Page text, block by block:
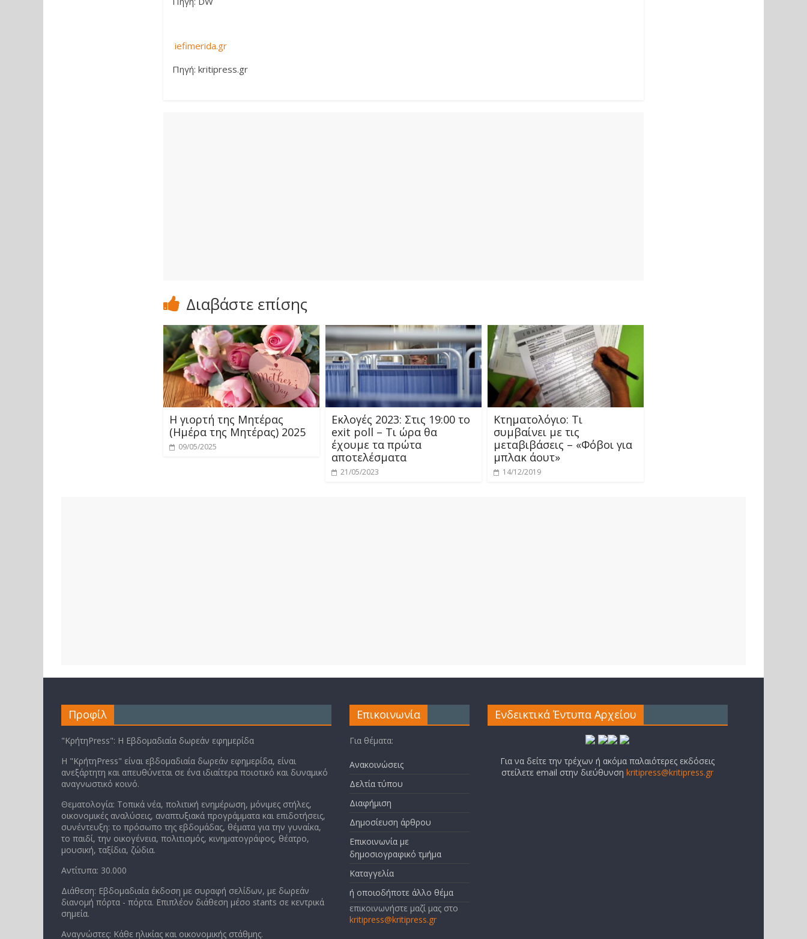
iefimerida.gr
Πηγή: kritipress.gr
Διαβάστε επίσης
Η γιορτή της Μητέρας
(Ημέρα της Μητέρας) 2025
09/05/2025
Εκλογές 2023: Στις 19:00 το
exit poll – Τι ώρα θα
έχουμε τα πρώτα
αποτελέσματα
21/05/2023
Κτηματολόγιο: Τι
συμβαίνει με τις
μεταβιβάσεις – «Φόβοι για
μπλακ άουτ»
14/12/2019
Προφίλ
"ΚρήτηPress": Η Εβδομαδιαία δωρεάν εφημερίδα
Η "ΚρήτηPress" είναι εβδομαδιαία δωρεάν εφημερίδα, είναι
ανεξάρτητη και απευθύνεται σε ένα ιδιαίτερα ποιοτικό και δυναμικό
αναγνωστικό κοινό.
Θεματολογία: Τοπικά νέα, πολιτική ενημέρωση, μόνιμες στήλες,
οικονομικές αναλύσεις, αναπτυξιακά προγράμματα και επιδοτήσεις,
συνέντευξη: το πρόσωπο της εβδομάδας, θέματα για την γυναίκα,
το παιδί, την οικογένεια, πολιτισμός, κινηματογράφος, θέατρο,
μουσική, ταξίδια, ζώδια.
Αντίτυπα: 30.000
Διάθεση: Εβδομαδιαία έκδοση με συραφή σελίδων, με δωρεάν
διανομή πόρτα - πόρτα. Επιπλέον διάθεση μέσο stants σε κεντρικά
σημεία.
Αναγνώστες: Κάθε ηλικίας και οικονομικής στάθμης.
Επικοινωνία
Για θέματα:
Ανακοινώσεις
Δελτία τύπου
Διαφήμιση
Δημοσίευση άρθρου
Επικοινωνία με
δημοσιογραφικό τμήμα
Καταγγελία
ή οποιοδήποτε άλλο θέμα
επικοινωνήστε μαζί μας στο
kritipress@kritipress.gr
Ενδεικτικά Έντυπα Αρχείου
Για να δείτε την τρέχων ή ακόμα παλαιότερες εκδόσεις
στείλετε email στην διεύθυνσηkritipress@kritipress.gr